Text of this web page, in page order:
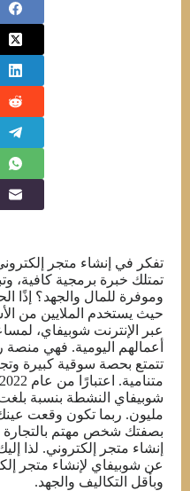
تفكر في إنشاء متجر
تمتلك خبرة برمجية
وموفرة للمال والجهد؟ إذًا
حيث يستخدم الملايين من
عبر الإنترنت شوبيفاي،
أعمالهم اليومية. فهي منصة
تتمتع بحصة سوقية كبيرة
مليون. ربما تكون وقعت
بصفتك شخص مهتم بالتجارة
إنشاء متجر إلكتروني. لذا
عن شوبيفاي لإنشاء متجر
وبأقل التكاليف والجهد.